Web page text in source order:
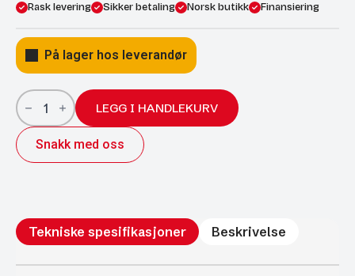
Rask levering Sikker betaling Norsk butikk Finansiering
På lager hos leverandør
Gassfjærer
Arctic
22/10;
260/100
700N
antall
LEGG I HANDLEKURV
Snakk med oss
Tekniske spesifikasjoner Beskrivelse